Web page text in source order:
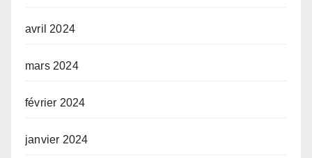
avril 2024
mars 2024
février 2024
janvier 2024